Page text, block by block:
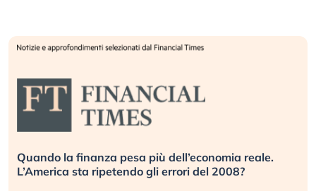
Russia e Cina pronti a spegnere Starlink. Gli
investitori stanno sottovalutando il rischio?